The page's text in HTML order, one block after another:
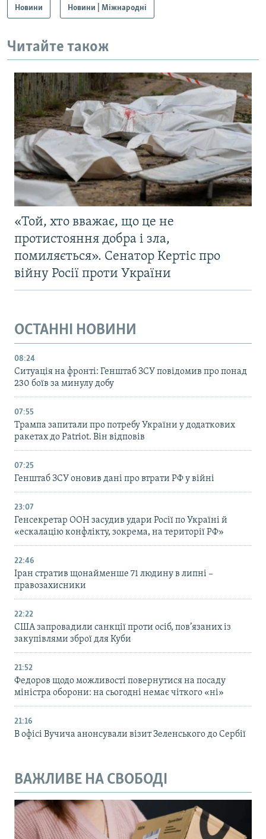
Новини Новини | Міжнародні
Читайте також
«Той, хто вважає, що це не
протистояння добра і зла,
помиляється». Сенатор Кертіс про
війну Росії проти України
ОСТАННІ НОВИНИ
08:24
Ситуація на фронті: Генштаб ЗСУ повідомив про понад
230 боїв за минулу добу
07:55
Трампа запитали про потребу України у додаткових
ракетах до Patriot. Він відповів
07:25
Генштаб ЗСУ оновив дані про втрати РФ у війні
23:07
Генсекретар ООН засудив удари Росії по Україні й
«ескалацію конфлікту, зокрема, на території РФ»
22:46
Іран стратив щонайменше 71 людину в липні –
правозахисники
22:22
США запровадили санкції проти осіб, пов’язаних із
закупівлями зброї для Куби
21:52
Федоров щодо можливості повернутися на посаду
міністра оборони: на сьогодні немає чіткого «ні»
21:16
В офісі Вучича анонсували візит Зеленського до Сербії
ВАЖЛИВЕ НА СВОБОДІ